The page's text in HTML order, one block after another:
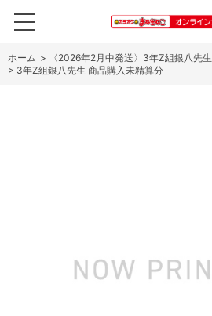
ホーム > 〈2026年2月中発送〉3年Z組銀八先生
> 3年Z組銀八先生 商品購入未精算分